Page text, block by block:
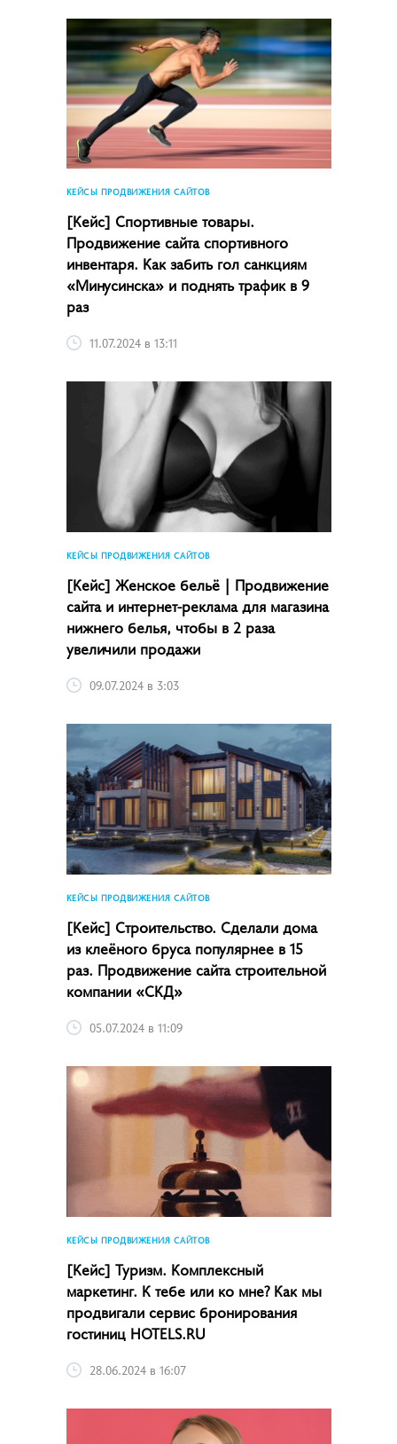
КЕЙСЫ ПРОДВИЖЕНИЯ САЙТОВ
[Кейс] Спортивные товары.
Продвижение сайта спортивного
инвентаря. Как забить гол санкциям
«Минусинска» и поднять трафик в 9
раз
11.07.2024 в 13:11
КЕЙСЫ ПРОДВИЖЕНИЯ САЙТОВ
[Кейс] Женское бельё | Продвижение
сайта и интернет-реклама для магазина
нижнего белья, чтобы в 2 раза
увеличили продажи
09.07.2024 в 3:03
КЕЙСЫ ПРОДВИЖЕНИЯ САЙТОВ
[Кейс] Строительство. Сделали дома
из клеёного бруса популярнее в 15
раз. Продвижение сайта строительной
компании «СКД»
05.07.2024 в 11:09
КЕЙСЫ ПРОДВИЖЕНИЯ САЙТОВ
[Кейс] Туризм. Комплексный
маркетинг. К тебе или ко мне? Как мы
продвигали сервис бронирования
гостиниц HOTELS.RU
28.06.2024 в 16:07